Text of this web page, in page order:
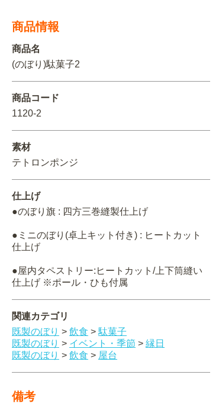
商品情報
商品名
(のぼり)駄菓子2
商品コード
1120-2
素材
テトロンポンジ
仕上げ
●のぼり旗 : 四方三巻縫製仕上げ
●ミニのぼり(卓上キット付き) : ヒートカット
仕上げ
●屋内タペストリー:ヒートカット/上下筒縫い
仕上げ ※ポール・ひも付属
関連カテゴリ
既製のぼり > 飲食 > 駄菓子
既製のぼり > イベント・季節 > 縁日
既製のぼり > 飲食 > 屋台
備考